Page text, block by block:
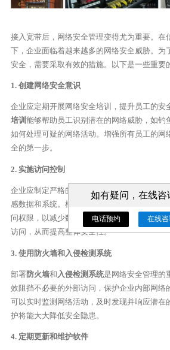
接入宽带后，网络安全管理变得尤为重要。在
下，企业面临着越来越多的网络安全威胁。为
安全，需要采取有效的措施。以下是一些重要
1. 创建网络安全意识
企业应定期开展网络安全培训，提升员工的安
培训 能够帮助员工识别潜在的网络威胁，如钓
如何处理可疑的网络活动。增强所有员工的网
全的第一步。
2. 实施访问控制
企业应制定严格的 访问控制策略 ，确保只有经
感数据和系统。根据不同的职能和角色，分别
问权限，以减少数据泄露的风险。有效的访问
访问，从而提高整体安全性。
3. 使用防火墙和入侵检测系统
部署防火墙和 入侵检测系统是网络安全管理的
效阻挡不必要的外部访问，保护企业内部网络
可以实时监测网络活动，及时发现并响应潜在
护将能大大降低安全隐患。
4. 定期更新和维护软件
如有疑问，在线咨
电话预约 在线咨